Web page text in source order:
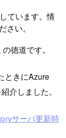
ています。情
い。
の徳道です。
ときにAzure
介しました。
サーバ更新時